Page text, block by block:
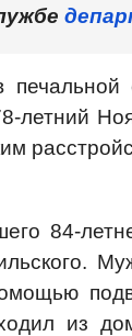
летний
84-
из